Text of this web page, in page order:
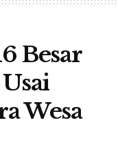
Besar
Wesa